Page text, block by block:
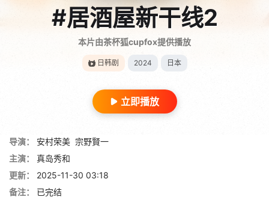
#居酒屋新干线2
本片由茶杯狐cupfox提供播放
日韩剧 2024 日本
立即播放
导演： 安村荣美 宗野賢一
主演：
真岛秀和
更新：
2025-11-30 03:18
备注：
已完结